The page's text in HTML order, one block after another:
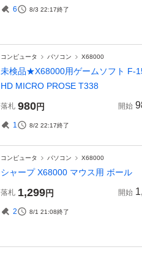
6 8/3 22:17終了
コンピュータ パソコン X68000
未検品★X68000用ゲームソフト F-
HD MICRO PROSE T338
落札 980円 開始
1 8/2 22:17終了
コンピュータ パソコン X68000
シャープ X68000 マウス用 ボール
落札 1,299円 開始
2 8/1 21:08終了